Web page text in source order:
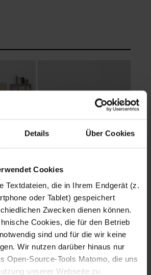
Details Über Cookies
Cookies
Textdateien, die in Ihrem Endgerät (z.
oder Tablet) gespeichert
Zwecken dienen können.
Cookies, die für den Betrieb
sind und für die wir keine
Wir nutzen darüber hinaus nur
Open-Source-Tools Matomo, die uns
unserer Webseite zu
Fotografo: Lorenz
Sternbach
Download